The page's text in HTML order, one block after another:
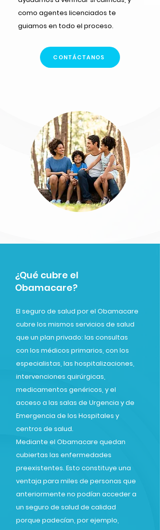
como agentes licenciados te
guiamos en todo el proceso.
CONTÁCTANOS
¿Qué cubre el
Obamacare?
El seguro de salud por el Obamacare
cubre los mismos servicios de salud
que un plan privado: las consultas
con los médicos primarios, con los
especialistas, las hospitalizaciones,
intervenciones quirúrgicas,
medicamentos genéricos, y el
acceso a las salas de Urgencia y de
Emergencia de los Hospitales y
centros de salud.
Mediante el Obamacare quedan
cubiertas las enfermedades
preexistentes. Esto constituye una
ventaja para miles de personas que
anteriormente no podían acceder a
un seguro de salud de calidad
porque padecían, por ejemplo,